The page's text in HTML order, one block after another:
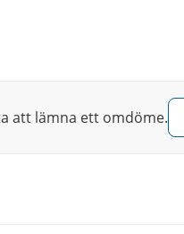
att lämna ett omdöme.